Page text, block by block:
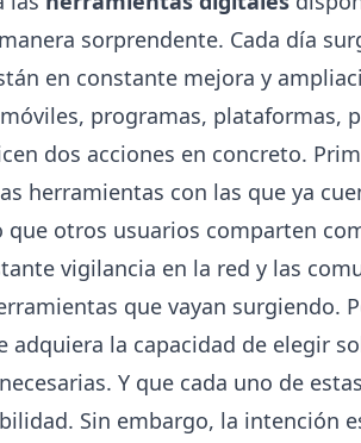
sorprendente. Cada día
en constante mejora y
programas, plataformas,
dos acciones en concreto.
herramientas con las que ya
otros usuarios comparten
vigilancia en la red y las
que vayan surgiendo.
adquiera la capacidad de elegir
Y que cada uno de
Sin embargo, la intención